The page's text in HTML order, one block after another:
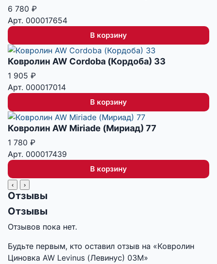
6 780 ₽
Арт. 000017654
В корзину
Ковролин AW Cordoba (Кордоба) 33
1 905 ₽
Арт. 000017014
В корзину
Ковролин AW Miriade (Мириад) 77
1 780 ₽
Арт. 000017439
В корзину
‹ ›
Отзывы
Отзывы
Отзывов пока нет.
Будьте первым, кто оставил отзыв на «Ковролин
Циновка AW Levinus (Левинус) 03M»